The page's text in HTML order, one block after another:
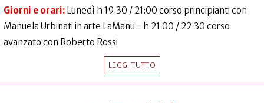
Giorni e orari: Lunedì h 19.30 / 21:00 corso principianti con
Manuela Urbinati in arte LaManu - h 21.00 / 22:30 corso
avanzato con Roberto Rossi
LEGGI TUTTO